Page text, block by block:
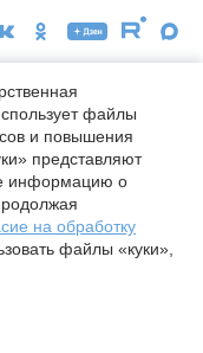
только
файлы
и повышения
представляют
информацию о
на обработку
файлы «куки»,